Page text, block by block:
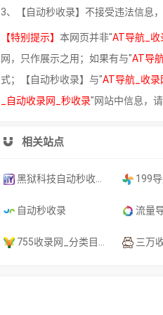
3、【自动秒收录】不接受违法信息
【特别提示】 本网页并非"AT导航_收
网，只作展示之用；如果有与"AT导
式；【自动秒收录】与"AT导航_收
_自动收录网_秒收录"网站中信息，
相关站点
黑狱科技自动秒收录导航网︱黑狱科技永久地址收藏不迷路 199导航
自动秒收录 流量导航网–
755收录网_分类目录网_免费网站目录_网站收录_网址提交_免费收录网站 三万收录网_分类目录网